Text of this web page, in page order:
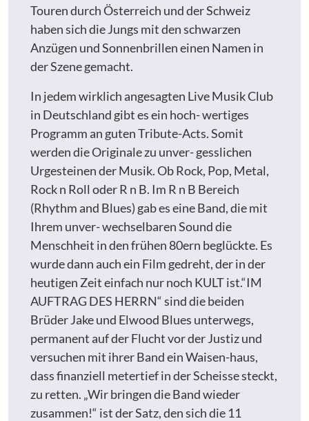
Touren durch Österreich und der Schweiz
haben sich die Jungs mit den schwarzen
Anzügen und Sonnenbrillen einen Namen in
der Szene gemacht.
In jedem wirklich angesagten Live Musik Club
in Deutschland gibt es ein hoch- wertiges
Programm an guten Tribute-Acts. Somit
werden die Originale zu unver- gesslichen
Urgesteinen der Musik. Ob Rock, Pop, Metal,
Rock n Roll oder R n B. Im R n B Bereich
(Rhythm and Blues) gab es eine Band, die mit
Ihrem unver- wechselbaren Sound die
Menschheit in den frühen 80ern beglückte. Es
wurde dann auch ein Film gedreht, der in der
heutigen Zeit einfach nur noch KULT ist.“IM
AUFTRAG DES HERRN“ sind die beiden
Brüder Jake und Elwood Blues unterwegs,
permanent auf der Flucht vor der Justiz und
versuchen mit ihrer Band ein Waisen-haus,
dass finanziell metertief in der Scheisse steckt,
zu retten. „Wir bringen die Band wieder
zusammen!“ ist der Satz, den sich die 11